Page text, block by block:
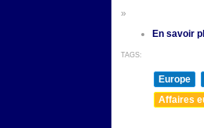
»
En savoir
TAGS:
Europe
Affaires